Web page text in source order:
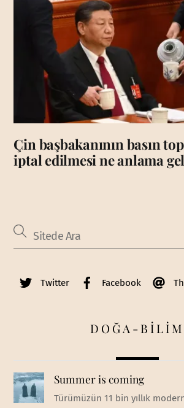
Çin başbakanının basın
iptal edilmesi ne anlama
Twitter Facebook
DOĞA-BİLİM
Summer is coming
Türümüzün 11 bin yıllık